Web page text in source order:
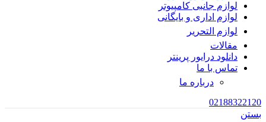
لوازم جانبی کامپیوتر
لوازم اداری و بایگانی
لوازم التحریر
مقالات
دانلود درایور پرینتر
تماس با ما
درباره ما
02188322120
بستن